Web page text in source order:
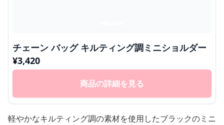
チェーン バッグ キルティング調ミニショルダー
¥3,420
商品の詳細を見る
軽やかなキルティング調の素材を使用したブラックのミニ